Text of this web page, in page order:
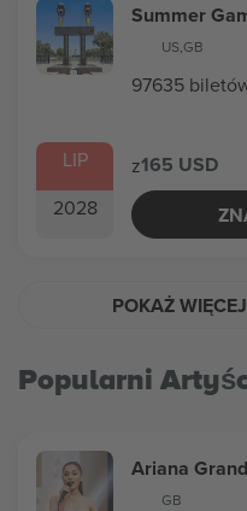
LIP
2028
Summer
US,GB
97635
z165 USD
POKAŻ WIĘCEJ
Popularni
Ariana
GB